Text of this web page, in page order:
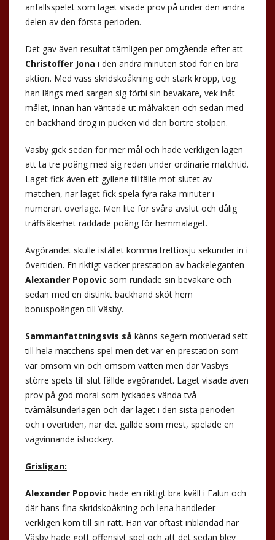
anfallsspelet som laget visade prov på under den andra
delen av den första perioden.
Det gav även resultat tämligen per omgående efter att
Christoffer Jona i den andra minuten stod för en bra
aktion. Med vass skridskoåkning och stark kropp, tog
han längs med sargen sig förbi sin bevakare, vek inåt
målet, innan han väntade ut målvakten och sedan med
en backhand drog in pucken vid den bortre stolpen.
Väsby gick sedan för mer mål och hade verkligen lägen
att ta tre poäng med sig redan under ordinarie matchtid.
Laget fick även ett gyllene tillfälle mot slutet av
matchen, när laget fick spela fyra raka minuter i
numerärt överläge. Men lite för svåra avslut och dålig
träffsäkerhet räddade poäng för hemmalaget.
Avgörandet skulle istället komma trettiosju sekunder in i
övertiden. En riktigt vacker prestation av backeleganten
Alexander Popovic som rundade sin bevakare och
sedan med en distinkt backhand sköt hem
bonuspoängen till Väsby.
Sammanfattningsvis så känns segern motiverad sett
till hela matchens spel men det var en prestation som
var ömsom vin och ömsom vatten men där Väsbys
större spets till slut fällde avgörandet. Laget visade även
prov på god moral som lyckades vända två
tvåmålsunderlägen och där laget i den sista perioden
och i övertiden, när det gällde som mest, spelade en
vägvinnande ishockey.
Grisligan:
Alexander Popovic hade en riktigt bra kväll i Falun och
där hans fina skridskoåkning och lena handleder
verkligen kom till sin rätt. Han var oftast inblandad när
Väsby hade gott offensivt spel och att det sedan blev